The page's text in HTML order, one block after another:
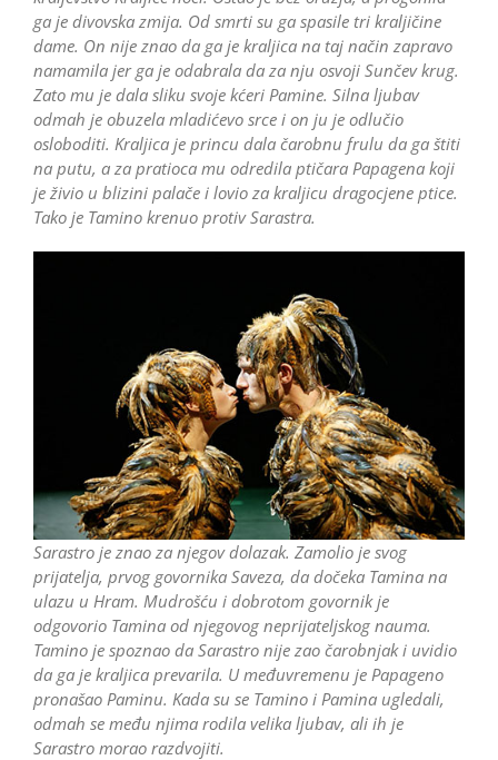
ga je divovska zmija. Od smrti su ga spasile tri kraljičine
dame. On nije znao da ga je kraljica na taj način zapravo
namamila jer ga je odabrala da za nju osvoji Sunčev krug.
Zato mu je dala sliku svoje kćeri Pamine. Silna ljubav
odmah je obuzela mladićevo srce i on ju je odlučio
osloboditi. Kraljica je princu dala čarobnu frulu da ga štiti
na putu, a za pratioca mu odredila ptičara Papagena koji
je živio u blizini palače i lovio za kraljicu dragocjene ptice.
Tako je Tamino krenuo protiv Sarastra.
Sarastro je znao za njegov dolazak. Zamolio je svog
prijatelja, prvog govornika Saveza, da dočeka Tamina na
ulazu u Hram. Mudrošću i dobrotom govornik je
odgovorio Tamina od njegovog neprijateljskog nauma.
Tamino je spoznao da Sarastro nije zao čarobnjak i uvidio
da ga je kraljica prevarila. U međuvremenu je Papageno
pronašao Paminu. Kada su se Tamino i Pamina ugledali,
odmah se među njima rodila velika ljubav, ali ih je
Sarastro morao razdvojiti.